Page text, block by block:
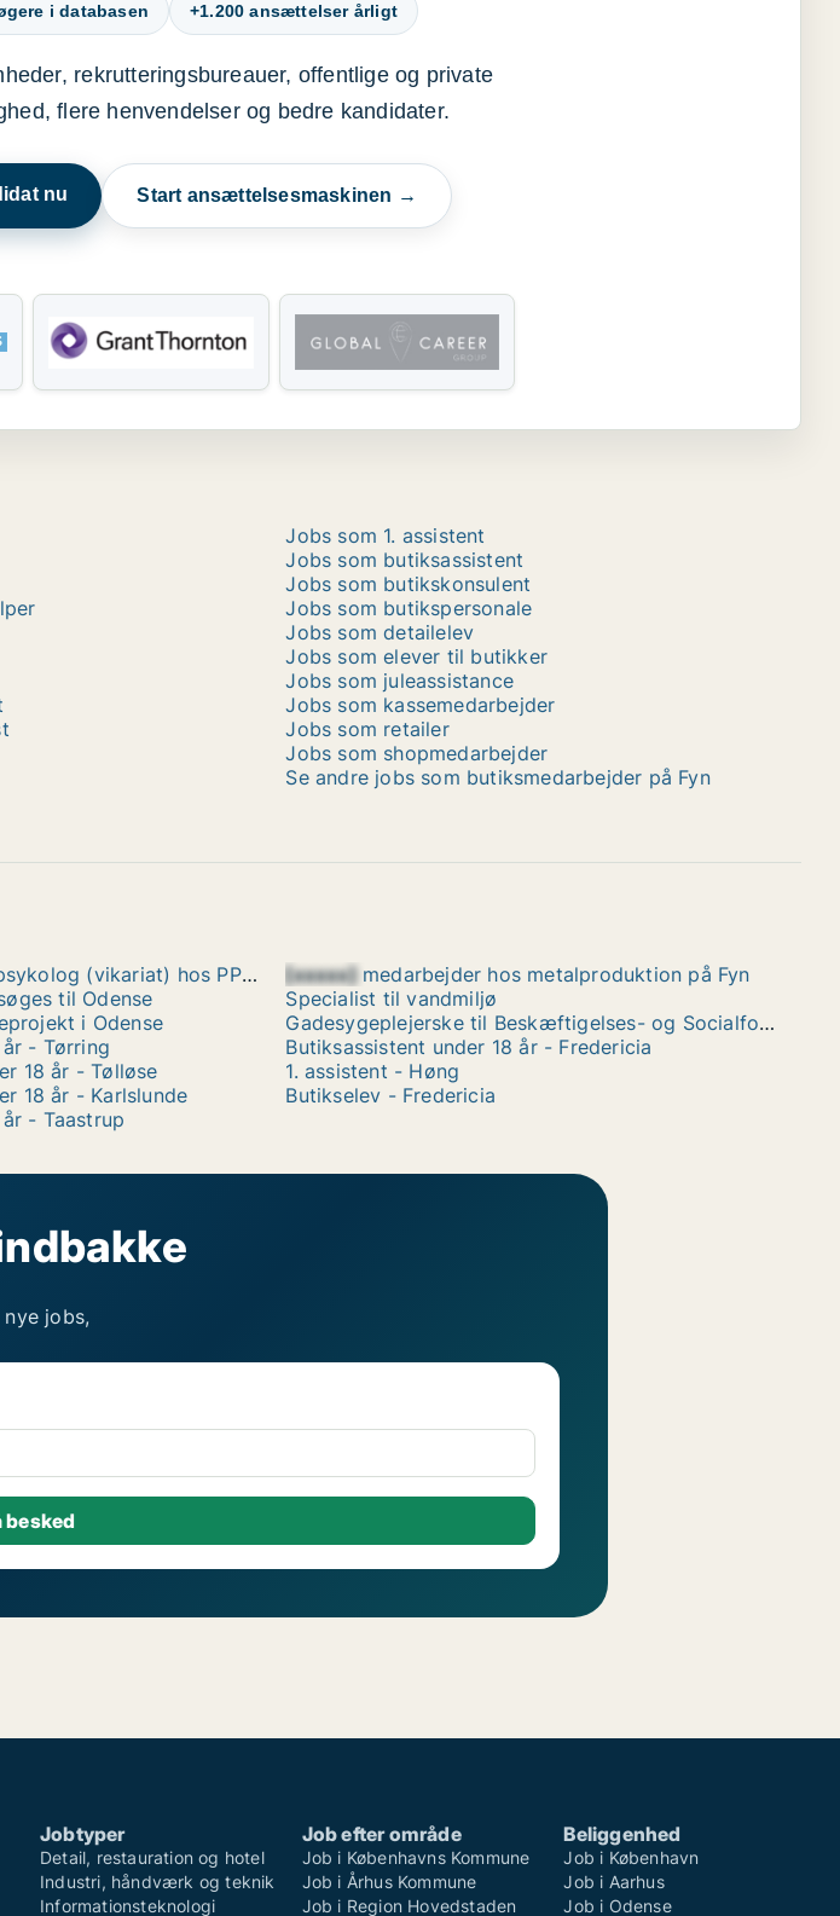
i databasen +1.200 ansættelser årligt
rekrutteringsbureauer, offentlige og private
flere henvendelser og bedre kandidater.
nu Start ansættelsesmaskinen →
Jobs som 1. assistent
Jobs som butiksassistent
Jobs som butikskonsulent
Jobs som butikspersonale
Jobs som detailelev
Jobs som elever til butikker
Jobs som juleassistance
Jobs som kassemedarbejder
Jobs som retailer
Jobs som shopmedarbejder
Se andre jobs som butiksmedarbejder på Fyn
Vikarstilling: Engageret psykolog (vikariat) hos PPR 0-6 årsområdet [xxxxx]medarbejder hos metalproduktion på Fyn
til Odense
Specialist til vandmiljø
i Odense
Gadesygeplejerske til Beskæftigelses- og Socialforvaltningen i Odense
- Tørring
Butiksassistent under 18 år - Fredericia
18 år - Tølløse
1. assistent - Høng
18 år - Karlslunde
Butikselev - Fredericia
- Taastrup
jobs,
Jobtyper
Detail, restauration og hotel
Industri, håndværk og teknik
Informationsteknologi
Job efter område
Job i Københavns Kommune
Job i Århus Kommune
Job i Region Hovedstaden
Beliggenhed
Job i København
Job i Aarhus
Job i Odense